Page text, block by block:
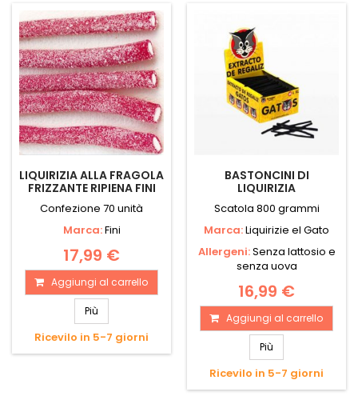
LIQUIRIZIA ALLA FRAGOLA
FRIZZANTE RIPIENA FINI
Confezione 70 unità
Marca:Fini
17,99 €
Aggiungi al carrello
Più
Ricevilo in 5-7 giorni
BASTONCINI DI
LIQUIRIZIA
Scatola 800 grammi
Marca:Liquirizie el Gato
Allergeni:Senza lattosio e
senza uova
16,99 €
Aggiungi al carrello
Più
Ricevilo in 5-7 giorni